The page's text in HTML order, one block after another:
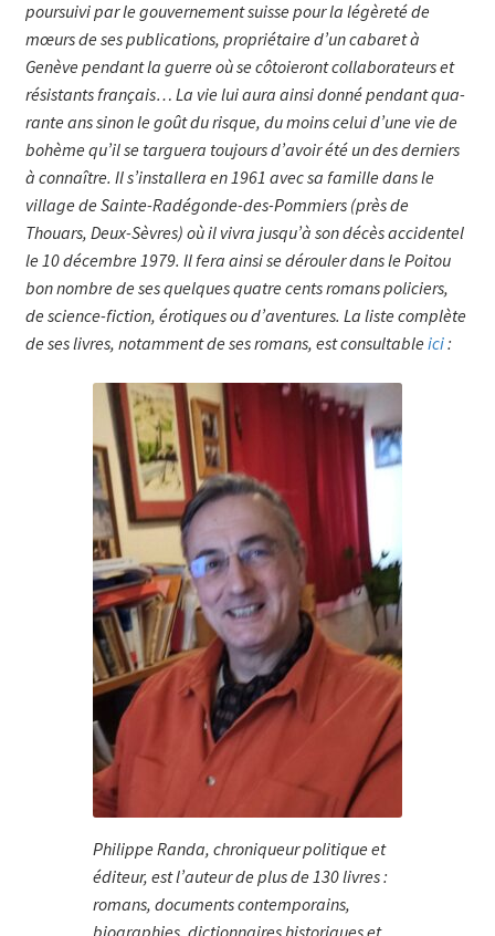
poursuivi par le gou­ver­nement suisse pour la légèreté de
mœurs de ses publications, pro­prié­taire d’un cabaret à
Genève pendant la guerre où se côtoieront collabo­ra­teurs et
résistants français… La vie lui aura ainsi donné pendant qua­
rante ans sinon le goût du risque, du moins celui d’une vie de
bohème qu’il se targuera toujours d’avoir été un des derniers
à connaître. Il s’installera en 1961 avec sa famille dans le
village de Sainte-Radégonde-des-Pommiers (près de
Thouars, Deux-Sèvres) où il vivra jusqu’à son décès accidentel
le 10 décembre 1979. Il fera ainsi se dérouler dans le Poitou
bon nombre de ses quelques quatre cents romans policiers,
de science-fiction, érotiques ou d’aventures. La liste complète
de ses livres, no­tam­­ment de ses romans, est consulta­ble ici:
Philippe Randa, chroniqueur politique et
éditeur, est l’auteur de plus de 130 livres :
romans, documents contemporains,